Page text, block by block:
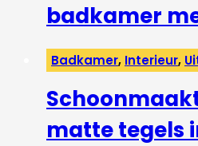
badkamer
Badkamer, Interieur,
matte tegels